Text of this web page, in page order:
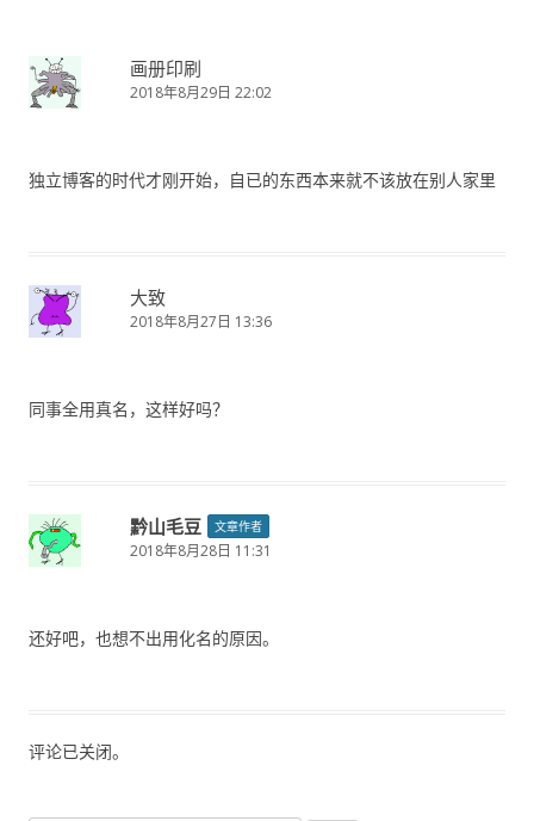
画册印刷
2018年8月29日 22:02
独立博客的时代才刚开始，自已的东西本来就不该放在别人家里
大致
2018年8月27日 13:36
同事全用真名，这样好吗？
黔山毛豆 文章作者
2018年8月28日 11:31
还好吧，也想不出用化名的原因。
评论已关闭。